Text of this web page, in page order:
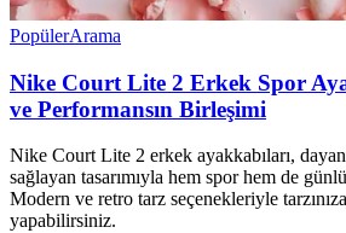
PopülerArama
Nike Court Lite 2 Erkek Spor
ve Performansın Birleşimi
Nike Court Lite 2 erkek ayakkabıları,
sağlayan tasarımıyla hem spor hem de
Modern ve retro tarz seçenekleriyle
yapabilirsiniz.